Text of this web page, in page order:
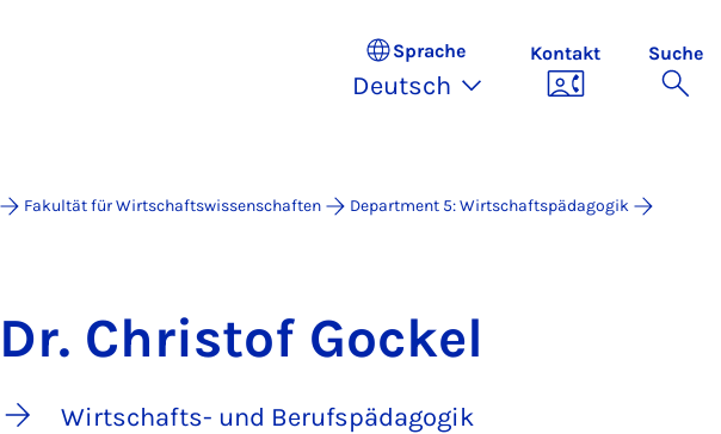
Sprache
Deutsch
Kontakt Suche
Fakultät für Wirtschaftswissenschaften
Department 5: Wirtschaftspädagogik
Dr. Christof Gockel
Wirtschafts- und Berufspädagogik